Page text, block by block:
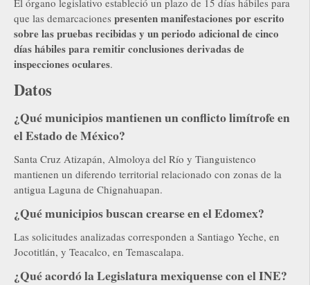
que las demarcaciones presenten manifestaciones por escrito
sobre las pruebas recibidas y un periodo adicional de cinco
días hábiles para remitir conclusiones derivadas de
inspecciones oculares.
Datos
¿Qué municipios mantienen un conflicto limítrofe en
el Estado de México?
Santa Cruz Atizapán, Almoloya del Río y Tianguistenco
mantienen un diferendo territorial relacionado con zonas de la
antigua Laguna de Chignahuapan.
¿Qué municipios buscan crearse en el Edomex?
Las solicitudes analizadas corresponden a Santiago Yeche, en
Jocotitlán, y Teacalco, en Temascalapa.
¿Qué acordó la Legislatura mexiquense con el INE?